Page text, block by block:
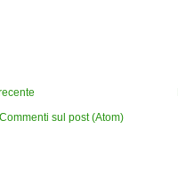
Commenti sul post (Atom)